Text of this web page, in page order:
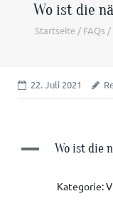
Wo ist die
Startseite / FAQs /
22. Juli 2021
A Wo ist die
Kategorie: